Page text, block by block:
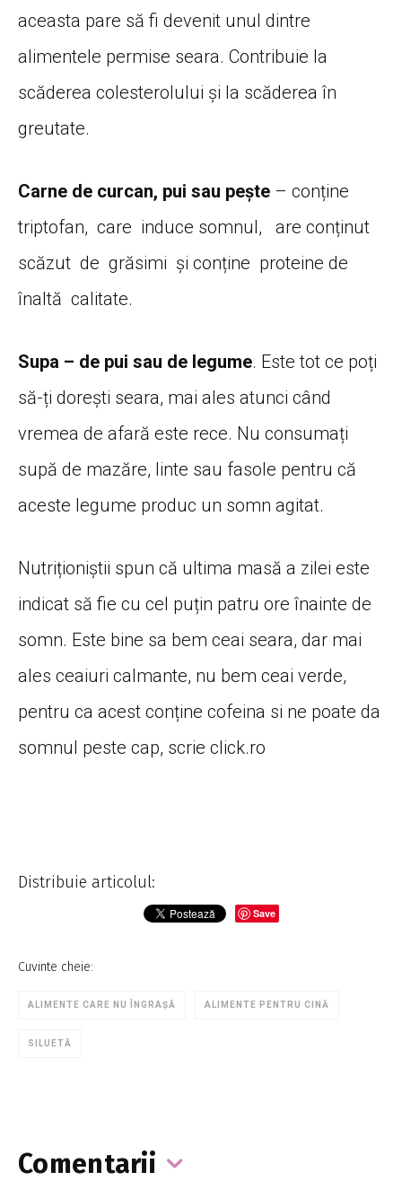
aceasta pare să fi devenit unul dintre
alimentele permise seara. Contribuie la
scăderea colesterolului și la scăderea în
greutate.
Carne de curcan, pui sau pește – conține
triptofan, care induce somnul, are conținut
scăzut de grăsimi și conține proteine de
înaltă calitate.
Supa – de pui sau de legume. Este tot ce poți
să-ți dorești seara, mai ales atunci când
vremea de afară este rece. Nu consumați
supă de mazăre, linte sau fasole pentru că
aceste legume produc un somn agitat.
Nutriționiștii spun că ultima masă a zilei este
indicat să fie cu cel puțin patru ore înainte de
somn. Este bine sa bem ceai seara, dar mai
ales ceaiuri calmante, nu bem ceai verde,
pentru ca acest conține cofeina si ne poate da
somnul peste cap, scrie click.ro
Distribuie articolul:
Save
Cuvinte cheie:
ALIMENTE CARE NU ÎNGRAȘĂ ALIMENTE PENTRU CINĂ
SILUETĂ
Comentarii